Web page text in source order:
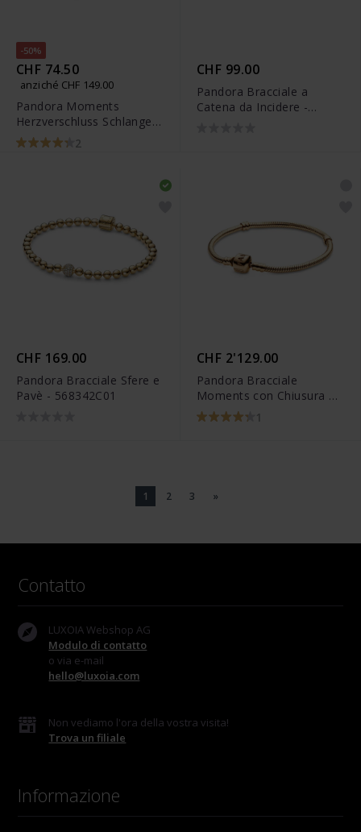
-50%
CHF 74.50
anziché CHF 149.00
Pandora Moments
Herzverschluss Schlangen
Armband - 582257C00
2
CHF 99.00
Pandora Bracciale a
Catena da Incidere -
CHF 169.00
Pandora Bracciale Sfere e
Pavè - 568342C01
CHF 2'129.00
Pandora Bracciale
Moments con Chiusura a
Barile in Oro 14k - 550702
1
1 2 3 »
Contatto
LUXOIA Webshop AG
Modulo di contatto
o via e-mail
hello@luxoia.com
Non vediamo l'ora della vostra visita!
Trova un filiale
Informazione